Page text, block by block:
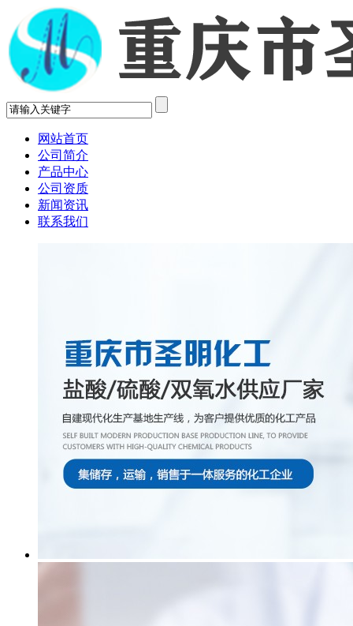
网站首页
公司简介
产品中心
公司资质
新闻资讯
联系我们